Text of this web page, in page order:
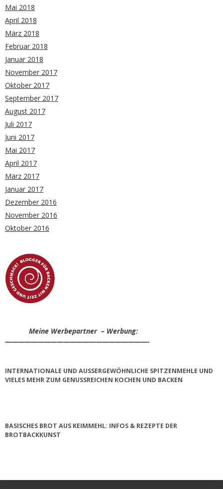
Mai 2018
April 2018
März 2018
Februar 2018
Januar 2018
November 2017
Oktober 2017
September 2017
August 2017
Juli 2017
Juni 2017
Mai 2017
April 2017
März 2017
Januar 2017
Dezember 2016
November 2016
Oktober 2016
Meine Werbepartner – Werbung:
——————————————————————-
INTERNATIONALE UND AUSSERGEWÖHNLICHE SPITZENMEHLE UND V
IELES MEHR ZUM GENUSSREICHEN KOCHEN UND BACKEN
BASISCHES BROT AUS KEIMMEHL: INFOS & REZEPTE DER
BROTBACKKUNST